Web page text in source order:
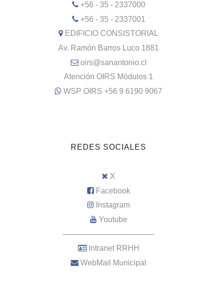
+56 - 35 - 2337000
+56 - 35 - 2337001
EDIFICIO CONSISTORIAL
Av. Ramón Barros Luco 1881
oirs@sanantonio.cl
Atención OIRS Módulos 1
WSP OIRS +56 9 6190 9067
REDES SOCIALES
X
Facebook
Instagram
Youtube
–––––––––––––––––––––
Intranet RRHH
WebMail Municipal